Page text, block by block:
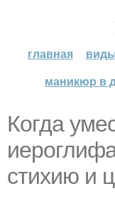
главная
маникюр в
Когда
стихию и